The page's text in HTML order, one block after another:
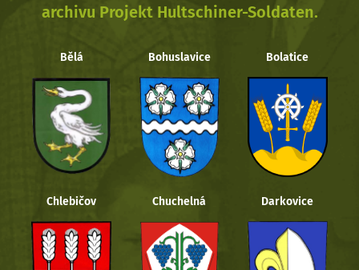
archivu Projekt Hultschiner-Soldaten.
Bělá Bohuslavice Bolatice
Chlebičov Chuchelná Darkovice